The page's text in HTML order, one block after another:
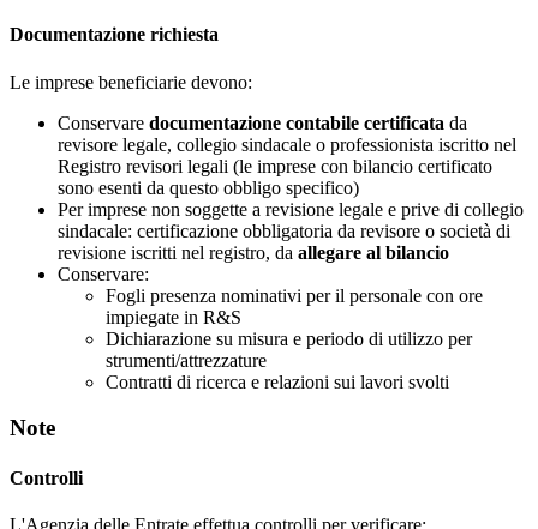
Documentazione richiesta
Le imprese beneficiarie devono:
Conservare documentazione contabile certificata da
revisore legale, collegio sindacale o professionista iscritto nel
Registro revisori legali (le imprese con bilancio certificato
sono esenti da questo obbligo specifico)
Per imprese non soggette a revisione legale e prive di collegio
sindacale: certificazione obbligatoria da revisore o società di
revisione iscritti nel registro, da allegare al bilancio
Conservare:
Fogli presenza nominativi per il personale con ore
impiegate in R&S
Dichiarazione su misura e periodo di utilizzo per
strumenti/attrezzature
Contratti di ricerca e relazioni sui lavori svolti
Note
Controlli
L'Agenzia delle Entrate effettua controlli per verificare: